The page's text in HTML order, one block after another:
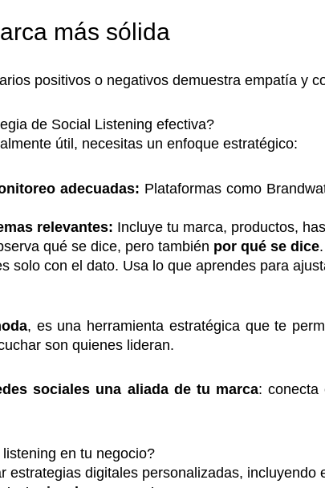
más sólida
positivos o negativos demuestra empatía y
de Social Listening efectiva?
útil, necesitas un enfoque estratégico:
adecuadas: Plataformas como
relevantes: Incluye tu marca, productos,
qué se dice, pero también por qué se dice
solo con el dato. Usa lo que aprendes para
, es una herramienta estratégica que te
son quienes lideran.
sociales una aliada de tu marca: conecta
en tu negocio?
estrategias digitales personalizadas,